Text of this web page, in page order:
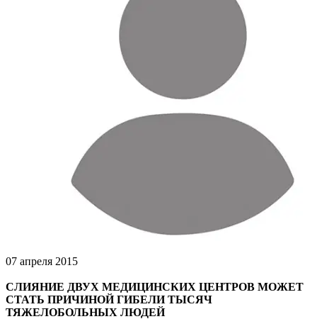
07 апреля 2015
СЛИЯНИЕ ДВУХ МЕДИЦИНСКИХ ЦЕНТРОВ МОЖЕТ
СТАТЬ ПРИЧИНОЙ ГИБЕЛИ ТЫСЯЧ
ТЯЖЕЛОБОЛЬНЫХ ЛЮДЕЙ